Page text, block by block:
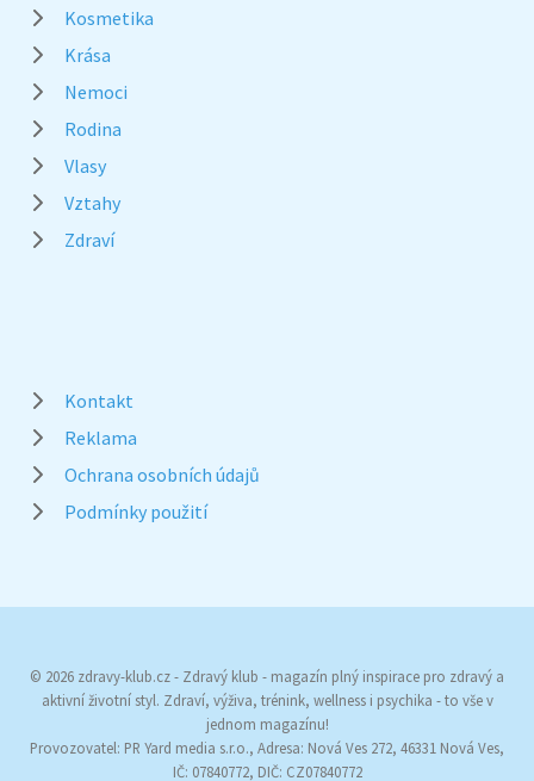
Kosmetika
Krása
Nemoci
Rodina
Vlasy
Vztahy
Zdraví
Kontakt
Reklama
Ochrana osobních údajů
Podmínky použití
© 2026 zdravy-klub.cz - Zdravý klub - magazín plný inspirace pro zdravý a
aktivní životní styl. Zdraví, výživa, trénink, wellness i psychika - to vše v
jednom magazínu!
Provozovatel: PR Yard media s.r.o., Adresa: Nová Ves 272, 46331 Nová Ves,
IČ: 07840772, DIČ: CZ07840772